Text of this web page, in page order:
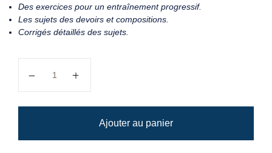
Des exercices pour un entraînement progressif.
Les sujets des devoirs et compositions.
Corrigés détaillés des sujets.
Ajouter au panier